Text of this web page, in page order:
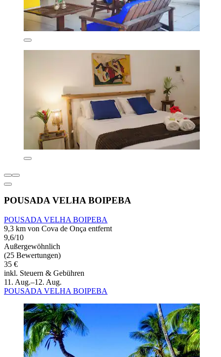
POUSADA VELHA BOIPEBA
POUSADA VELHA BOIPEBA
9,3 km von Cova de Onça entfernt
9,6/10
Außergewöhnlich
(25 Bewertungen)
35 €
inkl. Steuern & Gebühren
11. Aug.–12. Aug.
POUSADA VELHA BOIPEBA